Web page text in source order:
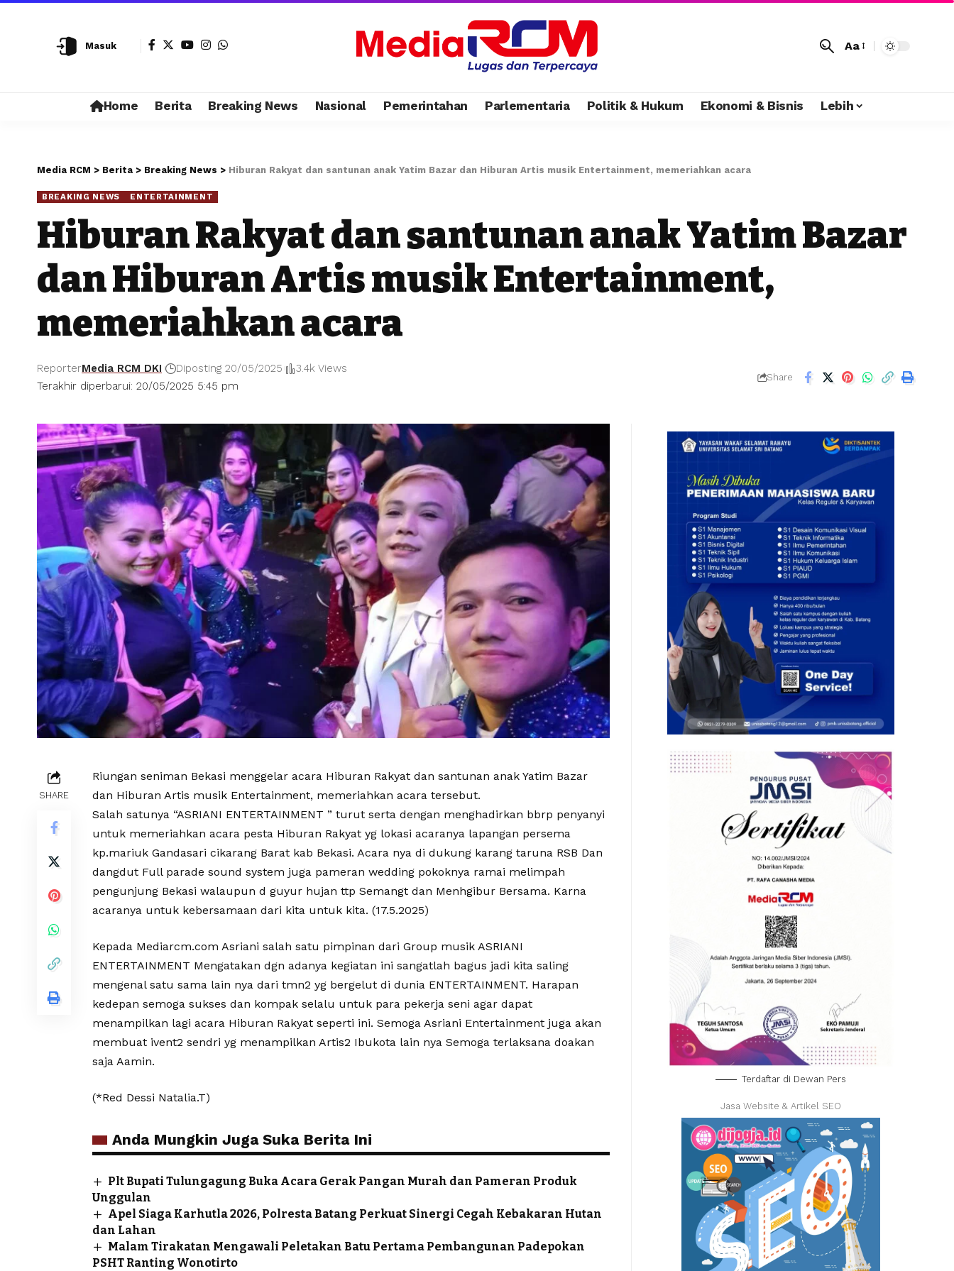
Masuk Aa
Home Berita Breaking News Nasional Pemerintahan Parlementaria Politik & Hukum Ekonomi & Bisnis Lebih
Media RCM > Berita > Breaking News > Hiburan Rakyat dan santunan anak Yatim Bazar dan Hiburan Artis musik Entertainment, memeriahkan acara
BREAKING NEWS ENTERTAINMENT
Hiburan Rakyat dan santunan anak Yatim Bazar
dan Hiburan Artis musik Entertainment,
memeriahkan acara
Terakhir diperbarui: 20/05/2025 5:45 pm
ReporterMedia RCM DKI Diposting 20/05/2025 3.4k Views
Share
SHARE
Riungan seniman Bekasi menggelar acara Hiburan Rakyat dan santunan anak Yatim Bazar
dan Hiburan Artis musik Entertainment, memeriahkan acara tersebut.
Salah satunya “ASRIANI ENTERTAINMENT ” turut serta dengan menghadirkan bbrp penyanyi
untuk memeriahkan acara pesta Hiburan Rakyat yg lokasi acaranya lapangan persema
kp.mariuk Gandasari cikarang Barat kab Bekasi. Acara nya di dukung karang taruna RSB Dan
dangdut Full parade sound system juga pameran wedding pokoknya ramai melimpah
pengunjung Bekasi walaupun d guyur hujan ttp Semangt dan Menhgibur Bersama. Karna
acaranya untuk kebersamaan dari kita untuk kita. (17.5.2025)
Kepada Mediarcm.com Asriani salah satu pimpinan dari Group musik ASRIANI
ENTERTAINMENT Mengatakan dgn adanya kegiatan ini sangatlah bagus jadi kita saling
mengenal satu sama lain nya dari tmn2 yg bergelut di dunia ENTERTAINMENT. Harapan
kedepan semoga sukses dan kompak selalu untuk para pekerja seni agar dapat
menampilkan lagi acara Hiburan Rakyat seperti ini. Semoga Asriani Entertainment juga akan
membuat ivent2 sendri yg menampilkan Artis2 Ibukota lain nya Semoga terlaksana doakan
saja Aamin.
(*Red Dessi Natalia.T)
Anda Mungkin Juga Suka Berita Ini
Plt Bupati Tulungagung Buka Acara Gerak Pangan Murah dan Pameran Produk
Unggulan
Apel Siaga Karhutla 2026, Polresta Batang Perkuat Sinergi Cegah Kebakaran Hutan
dan Lahan
Malam Tirakatan Mengawali Peletakan Batu Pertama Pembangunan Padepokan
PSHT Ranting Wonotirto
Terdaftar di Dewan Pers
Jasa Website & Artikel SEO